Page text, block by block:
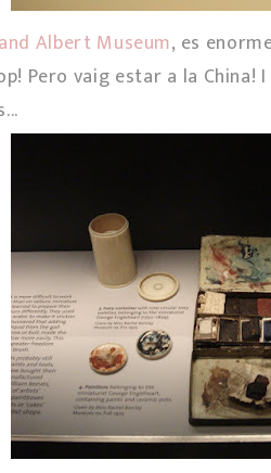
Albert Museum, es
Pero vaig estar a la